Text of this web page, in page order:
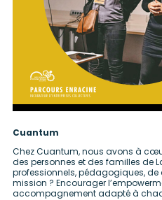
Cuantum
Chez Cuantum, nous avons à
des personnes et des familles de
professionnels, pédagogiques, de
mission ? Encourager
accompagnement adapté à